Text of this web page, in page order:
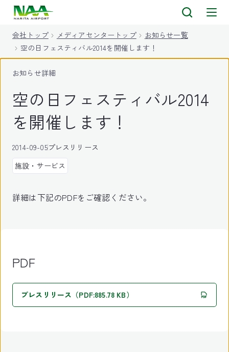
会社トップ メディアセンタートップ
お知らせ一覧
空の日フェスティバル2014を開催します！
お知らせ詳細
空の日フェスティバル2014
を開催します！
2014-09-05プレスリリース
施設・サービス
詳細は下記のPDFをご確認ください。
PDF
プレスリリース（PDF:885.78 KB）